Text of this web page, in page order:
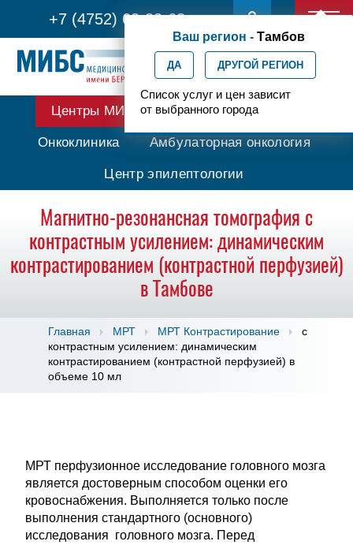
+7 (4752) 63-33-63
Ваш регион - Тамбов
ДА ДРУГОЙ РЕГИОН
Список услуг и цен зависит
от выбранного города
Центры МИБС Протонная терапия
Онкоклиника Амбулаторная онкология
Центр эпилептологии
Магнитно-резонансная томография с
контрастным усилением: динамическим
контрастированием (контрастной перфузией)
в Тамбове
Главная МРТ МРТ Контрастирование
с
контрастным усилением: динамическим
контрастированием (контрастной перфузией) в
объеме 10 мл
МРТ перфузионное исследование головного мозга
является достоверным способом оценки его
кровоснабжения. Выполняется только после
выполнения стандартного (основного)
исследования головного мозга. Перед